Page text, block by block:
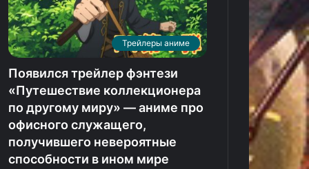
Трейлеры аниме
Появился трейлер фэнтези
«Путешествие коллекционера
по другому миру» — аниме про
офисного служащего,
получившего невероятные
способности в ином мире